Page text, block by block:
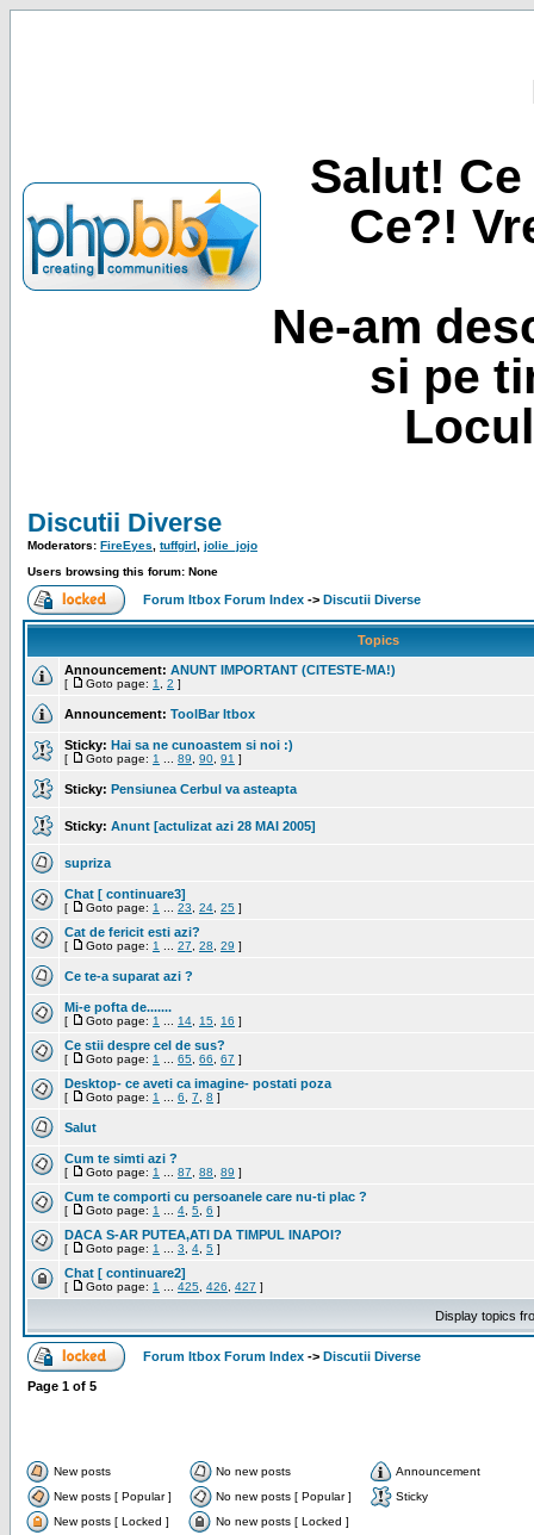
Salut!
Ce?!
Ne-am
si pe
Discutii Diverse
Moderators: FireEyes tuffgirl
jolie_jojo
Users browsing this forum: None
Forum Itbox Forum Index -> Discutii Diverse
Topics
Announcement: ANUNT IMPORTANT (CITESTE-MA!)
[ Goto page: 1 2 ]
Announcement: ToolBar Itbox
Sticky: Hai sa ne cunoastem si noi :)
[ Goto page: 1 89 90 91 ]
Sticky: Pensiunea Cerbul va asteapta
Sticky: Anunt [actulizat azi 28 MAI 2005]
supriza
Chat [ continuare3]
[ Goto page: 1 23 24 25 ]
Cat de fericit esti azi?
[ Goto page: 1 27 28 29 ]
Ce te-a suparat azi ?
Mi-e pofta de.......
[ Goto page: 1 14 15 16 ]
Ce stii despre cel de sus?
[ Goto page: 1 65 66 67 ]
Desktop- ce aveti ca imagine- postati poza
[ Goto page: 1 6 7 8 ]
Salut
Cum te simti azi ?
[ Goto page: 1 87 88 89 ]
Cum te comporti cu persoanele care nu-ti plac ?
[ Goto page: 1 4 5 6 ]
DACA S-AR PUTEA,ATI DA TIMPUL INAPOI?
[ Goto page: 1 3 4 5 ]
Chat [ continuare2]
[ Goto page: 1 425 426 427 ]
Display topics
Forum Itbox Forum Index -> Discutii Diverse
Page 1 of 5
New posts No new posts
Announcement
New posts [ Popular ]
No new posts [ Popular ]
Sticky
New posts [ Locked ]
No new posts [ Locked ]